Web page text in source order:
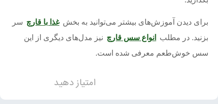
برای دیدن آموزش‌های بیشتر می‌توانید به بخش غذا با قارچ سر
بزنید. در مطلب
انواع سس قارچ نیز مدل‌های دیگری از این
سس خوش‌طعم معرفی شده است.
امتیاز دهید